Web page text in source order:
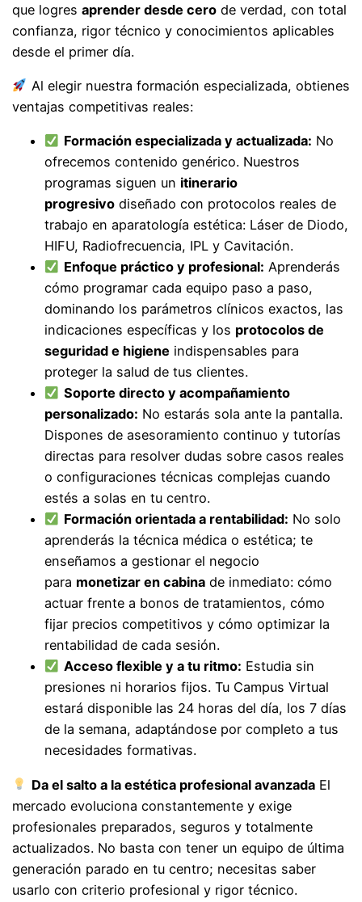
que logresaprender desde cero de verdad, con total
confianza, rigor técnico y conocimientos aplicables
desde el primer día.
Al elegir nuestra formación especializada, obtienes
ventajas competitivas reales:
Formación especializada y actualizada: No
ofrecemos contenido genérico. Nuestros
programas siguen un itinerario
progresivo diseñado con protocolos reales de
trabajo en aparatología estética: Láser de Diodo,
HIFU, Radiofrecuencia, IPL y Cavitación.
Enfoque práctico y profesional: Aprenderás
cómo programar cada equipo paso a paso,
dominando los parámetros clínicos exactos, las
indicaciones específicas y los protocolos de
seguridad e higiene indispensables para
proteger la salud de tus clientes.
Soporte directo y acompañamiento
personalizado: No estarás sola ante la pantalla.
Dispones de asesoramiento continuo y tutorías
directas para resolver dudas sobre casos reales
o configuraciones técnicas complejas cuando
estés a solas en tu centro.
Formación orientada a rentabilidad: No solo
aprenderás la técnica médica o estética; te
enseñamos a gestionar el negocio
para monetizar en cabina de inmediato: cómo
actuar frente a bonos de tratamientos, cómo
fijar precios competitivos y cómo optimizar la
rentabilidad de cada sesión.
Acceso flexible y a tu ritmo: Estudia sin
presiones ni horarios fijos. Tu Campus Virtual
estará disponible las 24 horas del día, los 7 días
de la semana, adaptándose por completo a tus
necesidades formativas.
Da el salto a la estética profesional avanzadaEl
mercado evoluciona constantemente y exige
profesionales preparados, seguros y totalmente
actualizados. No basta con tener un equipo de última
generación parado en tu centro; necesitas saber
usarlo con criterio profesional y rigor técnico.